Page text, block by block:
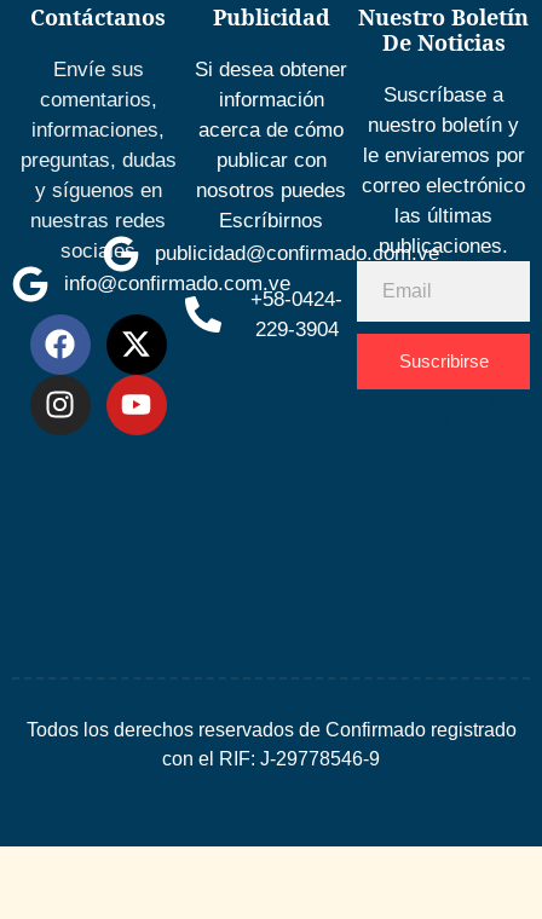
Contáctanos
Envíe sus
comentarios,
informaciones,
preguntas, dudas
y síguenos en
nuestras redes
sociales
info@confirmado.com.ve
Publicidad
Si desea obtener
información
acerca de cómo
publicar con
nosotros puedes
Escríbirnos
publicidad@confirmado.com.ve
+58-0424-
229-3904
Nuestro Boletín
De Noticias
Suscríbase a
nuestro boletín y
le enviaremos por
correo electrónico
las últimas
publicaciones.
Suscribirse
Todos los derechos reservados de Confirmado registrado
con el RIF: J-29778546-9